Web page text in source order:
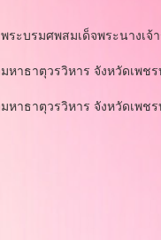
พสมเด็จพระนางเจ้ารํ
ตุวรวิหาร จังหวัดเพชร
าตุวรวิหาร จังหวัดเพชร